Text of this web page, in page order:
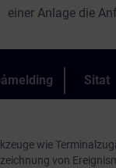
einer Anlage die
bezüglich der
So sind
zum Betrieb von
Sitat
wie
von